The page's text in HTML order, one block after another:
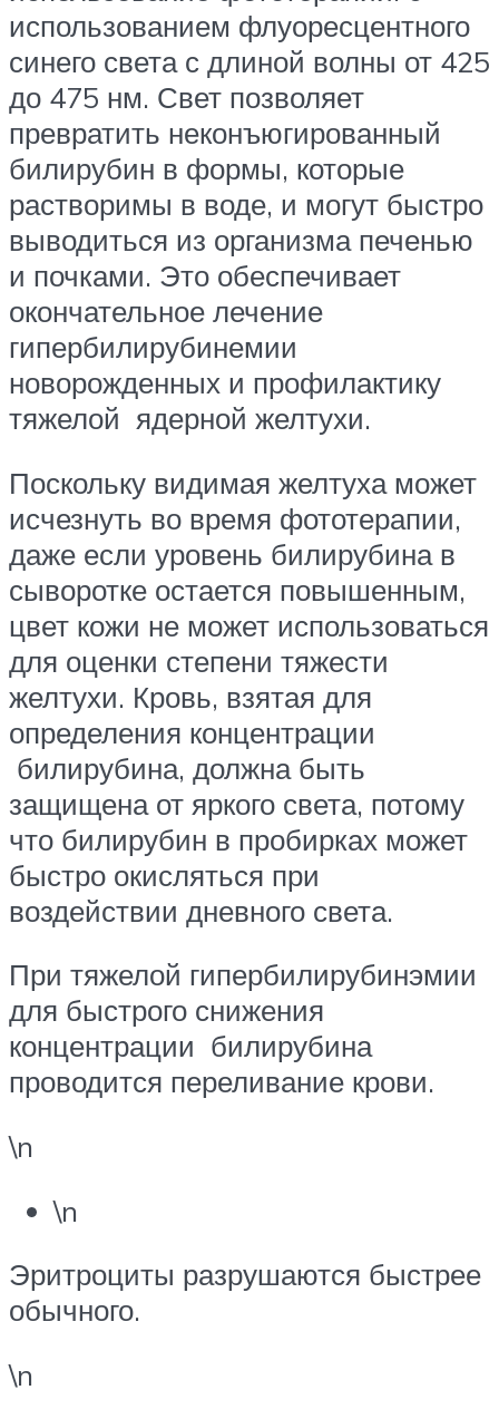
использованием флуоресцентного
синего света с длиной волны от 425
до 475 нм. Свет позволяет
превратить неконъюгированный
билирубин в формы, которые
растворимы в воде, и могут быстро
выводиться из организма печенью
и почками. Это обеспечивает
окончательное лечение
гипербилирубинемии
новорожденных и профилактику
тяжелой ядерной желтухи.
Поскольку видимая желтуха может
исчезнуть во время фототерапии,
даже если уровень билирубина в
сыворотке остается повышенным,
цвет кожи не может использоваться
для оценки степени тяжести
желтухи. Кровь, взятая для
определения концентрации
билирубина, должна быть
защищена от яркого света, потому
что билирубин в пробирках может
быстро окисляться при
воздействии дневного света.
При тяжелой гипербилирубинэмии
для быстрого снижения
концентрации билирубина
проводится переливание крови.
\n
\n
Эритроциты разрушаются быстрее
обычного.
\n